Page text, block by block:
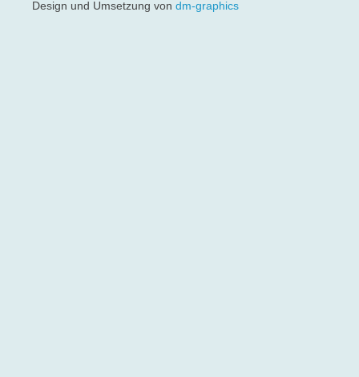
Design und Umsetzung von dm-graphics